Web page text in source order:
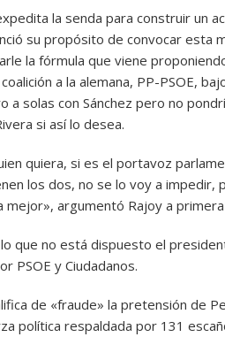
la senda para construir un
su propósito de convocar esta
la fórmula que viene
a la alemana, PP-PSOE,
a solas con Sánchez pero no
si así lo desea.
quiera, si es el portavoz
los dos, no se lo voy a impedir,
mejor», argumentó Rajoy a
que no está dispuesto el
PSOE y Ciudadanos.
de «fraude» la pretensión de
política respaldada por 131